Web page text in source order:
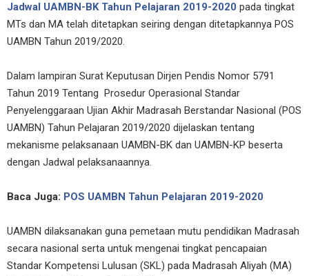
Jadwal UAMBN-BK Tahun Pelajaran 2019-2020 pada tingkat
MTs dan MA telah ditetapkan seiring dengan ditetapkannya POS
UAMBN Tahun 2019/2020.
Dalam lampiran Surat Keputusan Dirjen Pendis Nomor 5791
Tahun 2019 Tentang Prosedur Operasional Standar
Penyelenggaraan Ujian Akhir Madrasah Berstandar Nasional (POS
UAMBN) Tahun Pelajaran 2019/2020 dijelaskan tentang
mekanisme pelaksanaan UAMBN-BK dan UAMBN-KP beserta
dengan Jadwal pelaksanaannya.
Baca Juga: POS UAMBN Tahun Pelajaran 2019-2020
UAMBN dilaksanakan guna pemetaan mutu pendidikan Madrasah
secara nasional serta untuk mengenai tingkat pencapaian
Standar Kompetensi Lulusan (SKL) pada Madrasah Aliyah (MA)